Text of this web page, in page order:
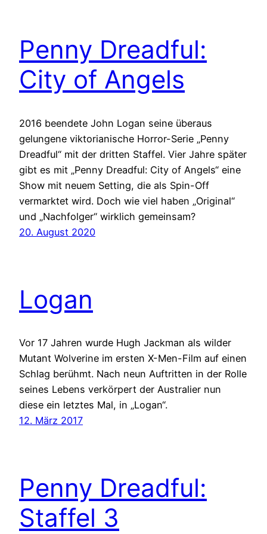
Penny Dreadful:
City of Angels
2016 beendete John Logan seine überaus
gelungene viktorianische Horror-Serie „Penny
Dreadful“ mit der dritten Staffel. Vier Jahre später
gibt es mit „Penny Dreadful: City of Angels“ eine
Show mit neuem Setting, die als Spin-Off
vermarktet wird. Doch wie viel haben „Original“
und „Nachfolger“ wirklich gemeinsam?
20. August 2020
Logan
Vor 17 Jahren wurde Hugh Jackman als wilder
Mutant Wolverine im ersten X-Men-Film auf einen
Schlag berühmt. Nach neun Auftritten in der Rolle
seines Lebens verkörpert der Australier nun
diese ein letztes Mal, in „Logan“.
12. März 2017
Penny Dreadful:
Staffel 3